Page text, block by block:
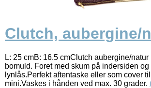
Clutch, aubergine/
L: 25 cmB: 16.5 cmClutch aubergine/
bomuld. Foret med skum på indersiden
lynlås.Perfekt aftentaske eller som cover
mini.Vaskes i hånden ved max. 30 grader.